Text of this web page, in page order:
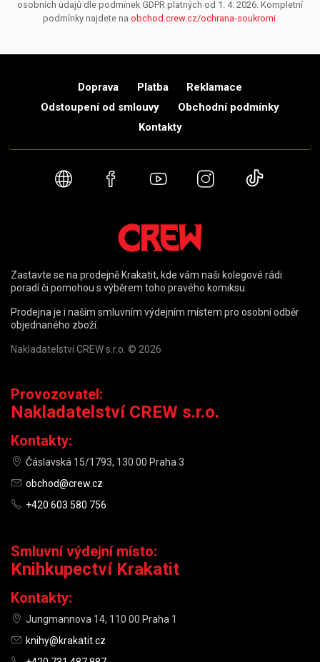
osobních údajů dle podmínek GDPR platných od 1. 4. 2026. Kompletní
podmínky najdete na obchod.crew.cz/ochrana-soukromi.
Doprava Platba
Reklamace
Odstoupení od smlouvy
Obchodní podmínky
Kontakty
Webové stránky
FacebookYouTubeInstagram
Zastavte se na prodejně Krakatit, kde vám naši kolegové rádi
poradí či pomohou s výběrem toho pravého komiksu.
Prodejna je i naším smluvním výdejním místem pro osobní odběr
objednaného zboží.
Nakladatelství CREW s.r.o. © 2026
Provozovatel:
Nakladatelství CREW s.r.o.
Kontakty:
Čáslavská 15/1793, 130 00 Praha 3
obchod@crew.cz
+420 603 580 756
Smluvní výdejní místo:
Knihkupectví Krakatit
Kontakty:
Jungmannova 14, 110 00 Praha 1
knihy@krakatit.cz